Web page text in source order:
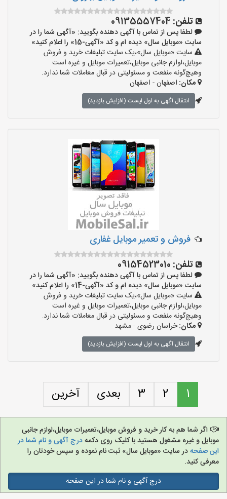
تلفن: 09135557404
لطفا پس از تماس با آگهی دهنده بگویید: «آگهی شما را در
سایت «موبایل سال» دیده ام و کد «آگهی-15» را اعلام کنید»
سایت «موبایل سال»،یک سایت تبلیغات خرید و فروش
موبایل،لوازم جانبی موبایل،تعمیرات موبایل و غیره است
وهیچ‌گونه منفعت و مسئولیتی در قبال معاملات شما ندارد.
مکان: اصفهان - اصفهان
انتقال آگهی به اول لیست (افزایش بازدید)
فروش و تعمیر موبایل غفاری
تلفن: 09154523010
لطفا پس از تماس با آگهی دهنده بگویید: «آگهی شما را در
سایت «موبایل سال» دیده ام و کد «آگهی-14» را اعلام کنید»
سایت «موبایل سال»،یک سایت تبلیغات خرید و فروش
موبایل،لوازم جانبی موبایل،تعمیرات موبایل و غیره است
وهیچ‌گونه منفعت و مسئولیتی در قبال معاملات شما ندارد.
مکان:خراسان رضوی - مشهد
انتقال آگهی به اول لیست (افزایش بازدید)
1
2
3 بعدی آخرین
اگر شما هم به کار خرید و فروش موبایل،تعمیرات موبایل،لوازم جانبی
موبایل و غیره مشغول هستید با کلیک روی دکمهدرج آگهی و نام شما در
این صفحهدر سایت «موبایل سال» ثبت نام نموده و سپس خودتان را
معرفی کنید.
درج آگهی و نام شما در این صفحه